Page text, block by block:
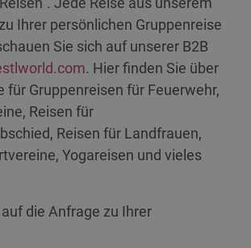
Ihrer persönlichen Gruppenreise
Sie sich auf unserer B2B
. Hier finden Sie über
für Gruppenreisen für Feuerwehr,
Reisen für
Reisen für Landfrauen,
Yogareisen und vieles
die Anfrage zu Ihrer